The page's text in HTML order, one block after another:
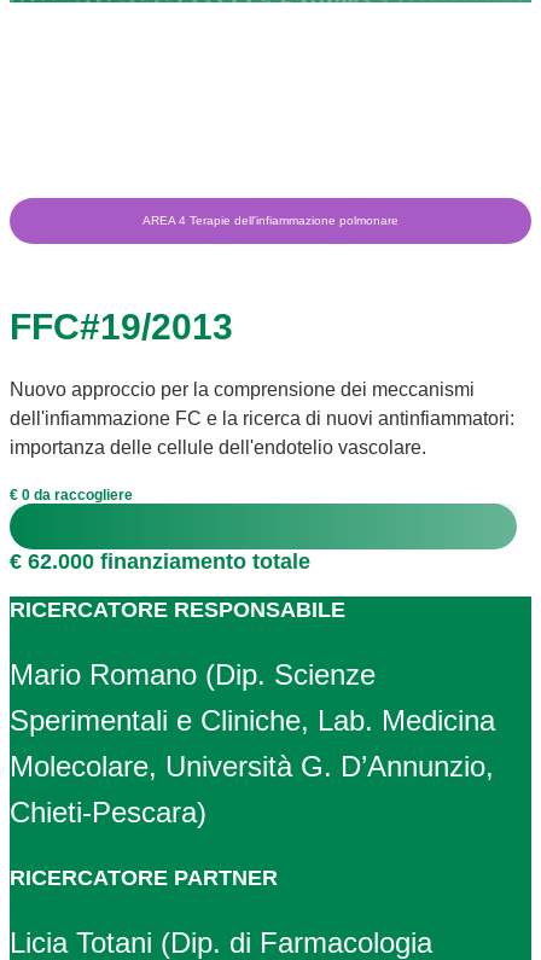
AREA 4 Terapie dell'infiammazione polmonare
FFC#19/2013
Nuovo approccio per la comprensione dei meccanismi
dell'infiammazione FC e la ricerca di nuovi antinfiammatori:
importanza delle cellule dell'endotelio vascolare.
€ 0 da raccogliere
€ 62.000 finanziamento totale
RICERCATORE RESPONSABILE
Mario Romano (Dip. Scienze
Sperimentali e Cliniche, Lab. Medicina
Molecolare, Università G. D’Annunzio,
Chieti-Pescara)
RICERCATORE PARTNER
Licia Totani (Dip. di Farmacologia